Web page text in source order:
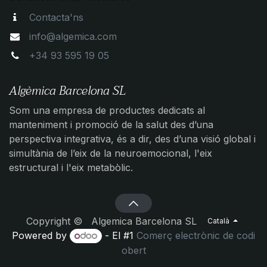
Contacta'ns
info@algemica.com
+34 93 595 19 05
Algèmica Barcelona SL
Som una empresa de productes dedicats al
manteniment i promoció de la salut des d’una
perspectiva integrativa, és a dir, des d’una visió global i
simultània de l’eix de la neuroemocional, l'eix
estructural i l'eix metabòlic.
Copyright © Algemica Barcelona SL Català
Powered by - El #1Comerç electrònic de codi
obert